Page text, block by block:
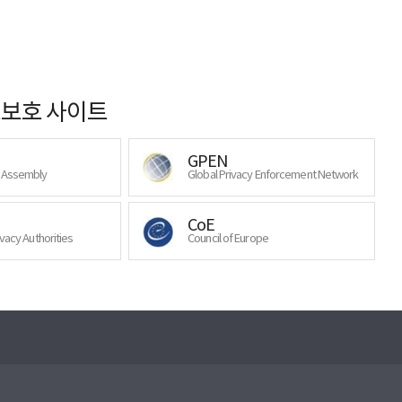
호 사이트
GPEN
Global Privacy Enforcement Network
Authorities
CoE
Council of Europe